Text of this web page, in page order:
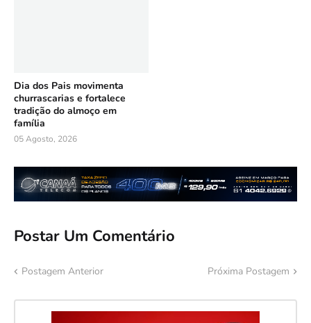
Dia dos Pais movimenta
churrascarias e fortalece
tradição do almoço em
família
05 Agosto, 2026
Postar Um Comentário
Postagem Anterior Próxima Postagem